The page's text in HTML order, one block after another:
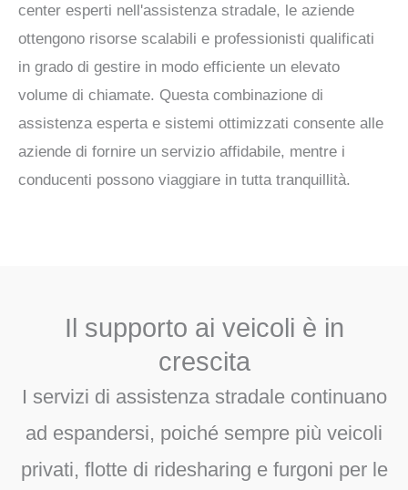
center esperti nell'assistenza stradale, le aziende
ottengono risorse scalabili e professionisti qualificati
in grado di gestire in modo efficiente un elevato
volume di chiamate. Questa combinazione di
assistenza esperta e sistemi ottimizzati consente alle
aziende di fornire un servizio affidabile, mentre i
conducenti possono viaggiare in tutta tranquillità.
Il supporto ai veicoli è in
crescita
I servizi di assistenza stradale continuano
ad espandersi, poiché sempre più veicoli
privati, flotte di ridesharing e furgoni per le